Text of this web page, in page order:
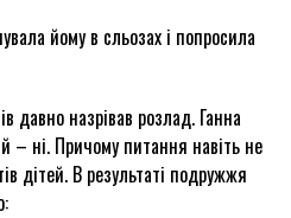
йому в сльозах і попросила
давно назрівав розлад. Ганна
– ні. Причому питання навіть не
дітей. В результаті подружжя